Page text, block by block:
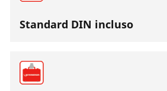
Standard DIN incluso